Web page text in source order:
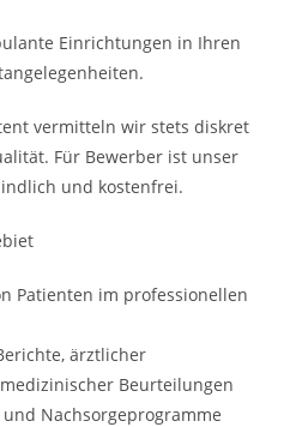
Einrichtungen in Ihren
vermitteln wir stets diskret
Für Bewerber ist unser
und kostenfrei.
Patienten im professionellen
ärztlicher
Beurteilungen
Nachsorgeprogramme